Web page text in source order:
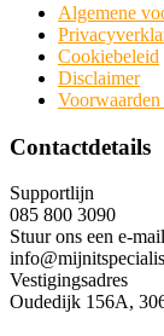
Algemene
Cookiebeleid
Disclaimer
Contactdetails
Supportlijn
085 800 3090
Stuur ons een e-mail
Vestigingsadres
Oudedijk 156A,